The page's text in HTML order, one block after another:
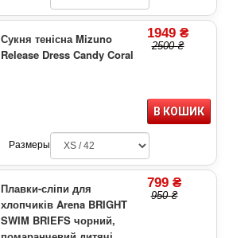
Сукня тенісна Mizuno
Release Dress Candy Coral
1949 ₴
2500 ₴
В КОШИК
Размеры
Плавки-сліпи для
хлопчиків Arena BRIGHT
SWIM BRIEFS чорний,
799 ₴
950 ₴